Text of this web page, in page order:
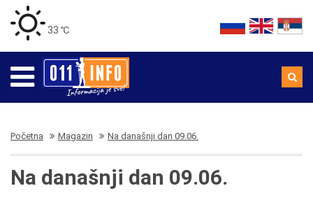
33 ℃
Početna Magazin Na današnji dan 09.06.
Na današnji dan 09.06.